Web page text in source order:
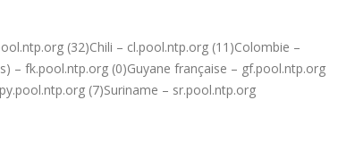
(32)Chili – cl.pool.ntp.org (11)Colombie –
– fk.pool.ntp.org (0)Guyane française – gf.pool.ntp.org
(7)Suriname – sr.pool.ntp.org